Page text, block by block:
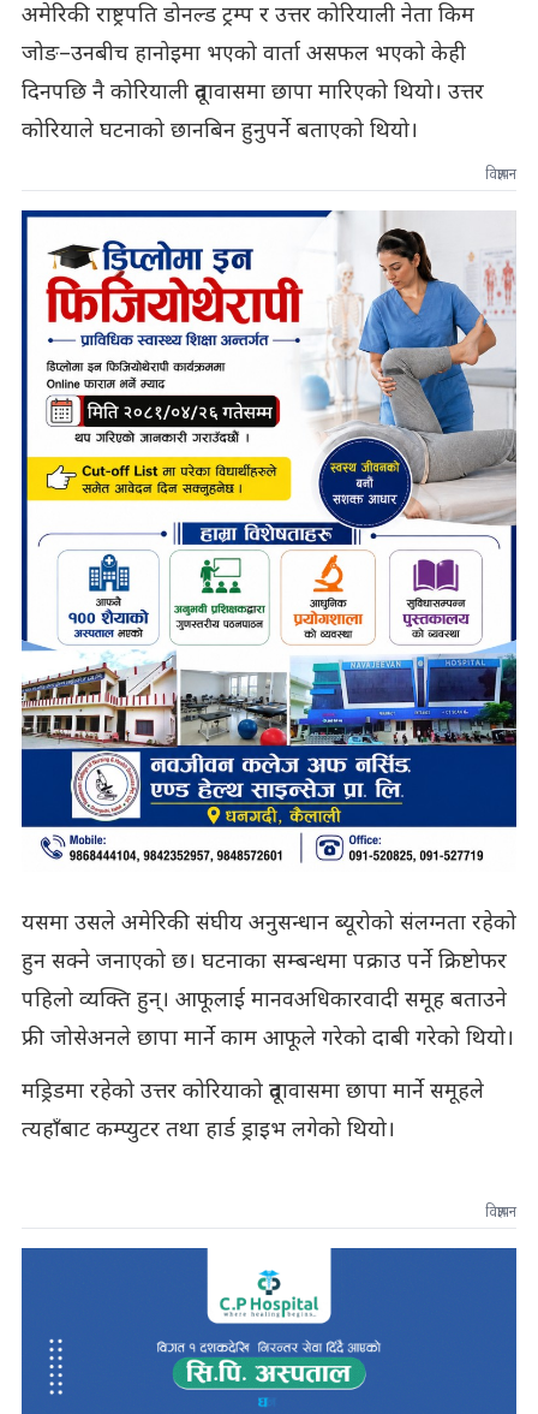
अमेरिकी राष्ट्रपति डोनल्ड ट्रम्प र उत्तर कोरियाली नेता किम
जोङ–उनबीच हानोइमा भएको वार्ता असफल भएको केही
दिनपछि नै कोरियाली दूतावासमा छापा मारिएको थियो। उत्तर
कोरियाले घटनाको छानबिन हुनुपर्ने बताएको थियो।
विज्ञापन
यसमा उसले अमेरिकी संघीय अनुसन्धान ब्यूरोको संलग्नता रहेको
हुन सक्ने जनाएको छ। घटनाका सम्बन्धमा पक्राउ पर्ने क्रिष्टोफर
पहिलो व्यक्ति हुन्। आफूलाई मानवअधिकारवादी समूह बताउने
फ्री जोसेअनले छापा मार्ने काम आफूले गरेको दाबी गरेको थियो।
मड्रिडमा रहेको उत्तर कोरियाको दूतावासमा छापा मार्ने समूहले
त्यहाँबाट कम्प्युटर तथा हार्ड ड्राइभ लगेको थियो।
विज्ञापन